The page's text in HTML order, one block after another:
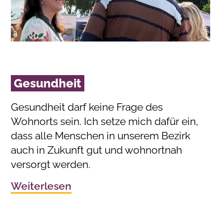
Gesundheit
Gesundheit darf keine Frage des
Wohnorts sein. Ich setze mich dafür ein,
dass alle Menschen in unserem Bezirk
auch in Zukunft gut und wohnortnah
versorgt werden.
Weiterlesen